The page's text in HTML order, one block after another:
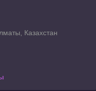
Казахстан